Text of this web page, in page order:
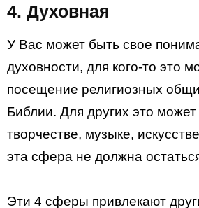
4. Духовная
У Вас может быть свое
духовности, для кого-то это
посещение религиозных
Библии. Для других это
творчестве, музыке,
эта сфера не должна
Эти 4 сферы привлекают